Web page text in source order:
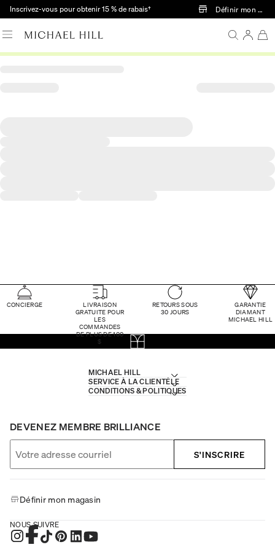
Passer au contenu principal
Inscrivez-vous pour obtenir 15 % de rabais† Définir mon
CONCIERGE
LIVRAISON
GRATUITE POUR
LES
COMMANDES
DE PLUS DE 100
$
RETOURS SOUS
30 JOURS
GARANTIE
DIAMANT
MICHAEL HILL
MICHAEL HILL
SERVICE À LA CLIENTÈLE
CONDITIONS & POLITIQUES
DEVENEZ MEMBRE BRILLIANCE
S'INSCRIRE
Définir mon magasin
NOUS SUIVRE